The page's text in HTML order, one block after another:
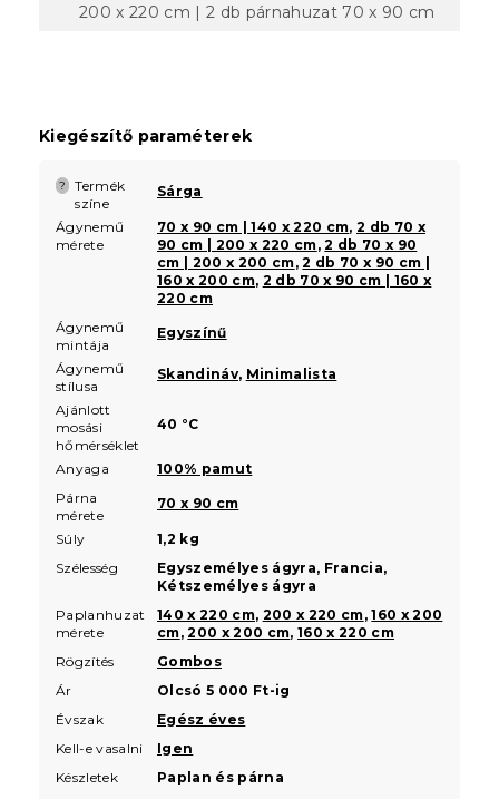
200 x 220 cm | 2 db párnahuzat 70 x 90 cm
Kiegészítő paraméterek
?
Termék
színe
Sárga
Ágynemű
mérete
70 x 90 cm | 140 x 220 cm,2 db 70 x
90 cm | 200 x 220 cm,2 db 70 x 90
cm | 200 x 200 cm,2 db 70 x 90 cm |
160 x 200 cm, 2 db 70 x 90 cm | 160 x
220 cm
Ágynemű
mintája
Egyszínű
Ágynemű
stílusa
Skandináv, Minimalista
Ajánlott
mosási
hőmérséklet
40 °C
Anyaga
100% pamut
Párna
mérete
70 x 90 cm
Súly
1,2 kg
Szélesség
Egyszemélyes ágyra, Francia,
Kétszemélyes ágyra
Paplanhuzat
mérete
140 x 220 cm, 200 x 220 cm,160 x 200
cm,200 x 200 cm,160 x 220 cm
Rögzítés
Gombos
Ár
Olcsó 5 000 Ft-ig
Évszak
Egész éves
Kell-e vasalni
Igen
Készletek
Paplan és párna